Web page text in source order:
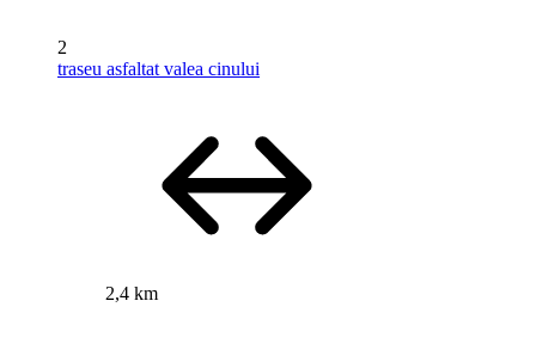
2
traseu asfaltat valea cinului
2,4 km